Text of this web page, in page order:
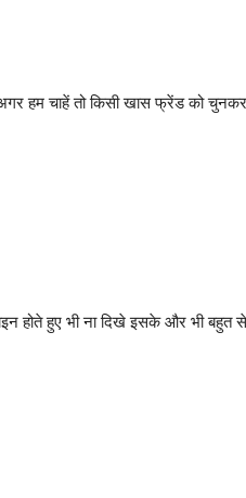
हम चाहें तो किसी खास फ्रेंड को
होते हुए भी ना दिखे इसके और भी बहुत